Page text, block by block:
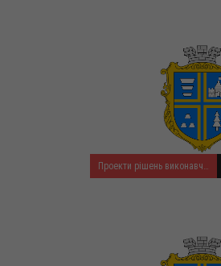
Проекти рішень виконавчого комітету на травень 2026 року